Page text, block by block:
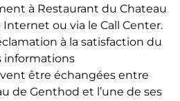
à Restaurant du Chateau
ou via le Call Center.
à la satisfaction du
informations
être échangées entre
de Genthod et l’une de ses